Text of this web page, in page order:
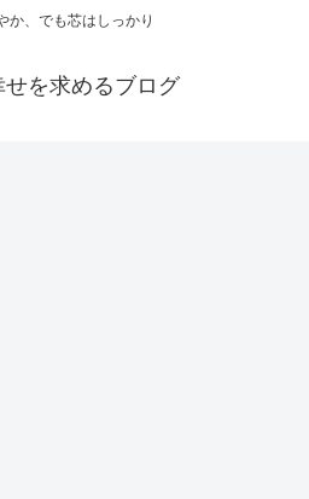
か、でも芯はしっかり
を求めるブログ